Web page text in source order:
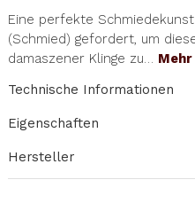
Eine perfekte
(Schmied) gefordert, um
damaszener Klinge zu… Mehr
Technische Informationen
Eigenschaften
Hersteller